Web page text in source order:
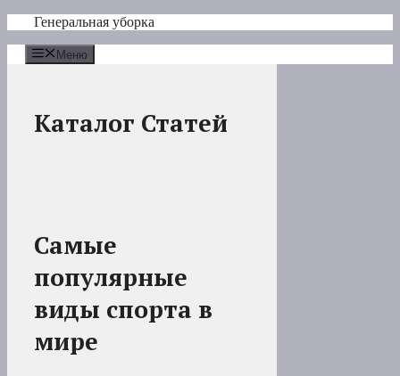
Перейти
содержимому
Генеральная уборка
Меню
Каталог Статей
Самые
популярные
виды спорта в
мире